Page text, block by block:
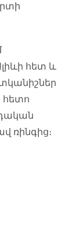
հետ և
հետո
ռինգից։